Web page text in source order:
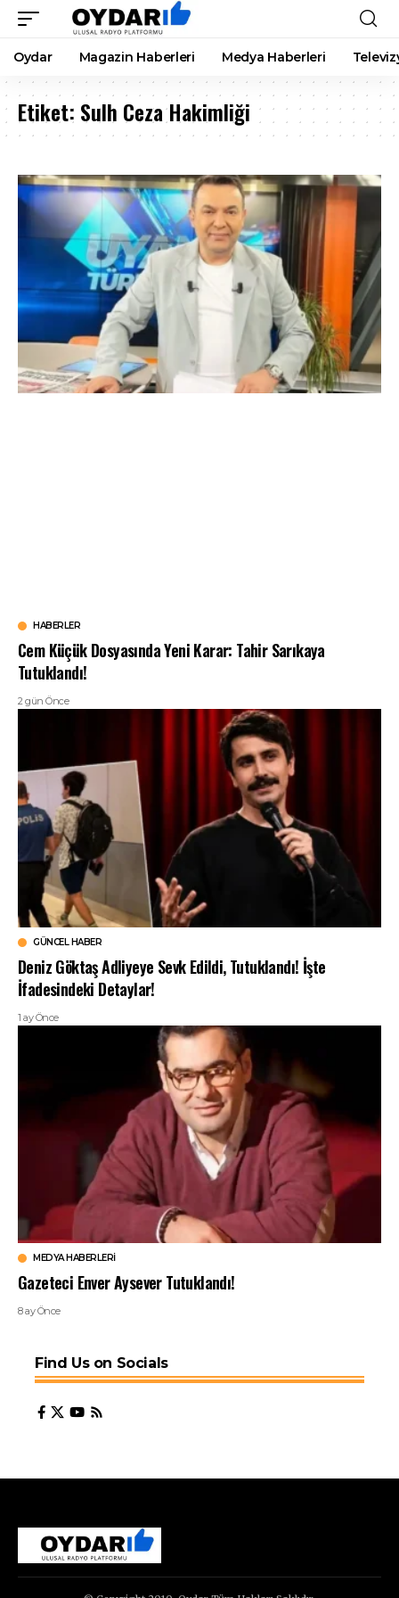
Oydar Magazin Haberleri Medya Haberleri
Etiket: Sulh Ceza Hakimliği
HABERLER
Cem Küçük Dosyasında Yeni Karar: Tahir Sarıkaya
Tutuklandı!
2 gün Önce
GÜNCEL HABER
Deniz Göktaş Adliyeye Sevk Edildi, Tutuklandı! İşte
İfadesindeki Detaylar!
1 ay Önce
MEDYA HABERLERI
Gazeteci Enver Aysever Tutuklandı!
8 ay Önce
Find Us on Socials